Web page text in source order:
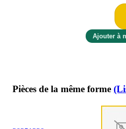
Pièces de la même forme